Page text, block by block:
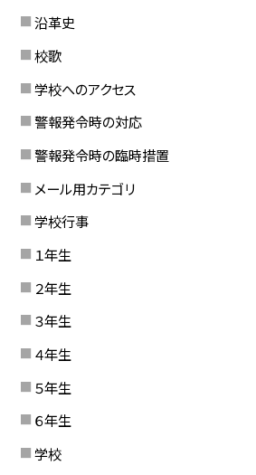
沿革史
校歌
学校へのアクセス
警報発令時の対応
警報発令時の臨時措置
メール用カテゴリ
学校行事
１年生
２年生
３年生
４年生
５年生
６年生
学校